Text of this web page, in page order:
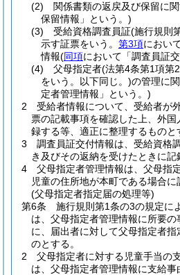
(2)
関係書類の返戻及び保留に
保留情報」という。)
(3)
受給資格調査員証(施行規則
示す証票をいう。 第3項におい
情報(同項において「調査員証
(4)
父母指定者(法第4条第1項第
をいう。以下同じ。)の管理に
定者管理情報」という。)
2
受給者情報について、受給者が
票の記載事項を確認した上、外
録する等、適正に整理するものと
3
調査員証交付情報は、受給資格
き及びその返納を受けたときに記
4
父母指定者管理情報は、父母指
児童の住所地が本町である場合に
(父母指定者指定届の処理等)
第6条
施行規則第1条の3の規定に
は、父母指定者管理情報に所要の
に、届出者に対して父母指定者
のとする。
2
父母指定者に対する児童手当の
は、父母指定者管理情報に支給